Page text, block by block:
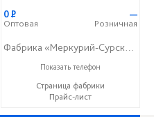
0Р
Оптовая
—
Розничная
Фабрика «Меркурий-Сурский»
+7 (8415) 73-05-06
Показать телефон
Страница фабрики
Прайс-лист